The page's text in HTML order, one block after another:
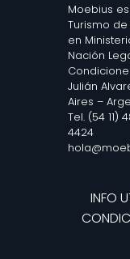
Moebius
Turismo de
en
Nación
Julián
Aires –
Tel. (54 11)
4424
INFO